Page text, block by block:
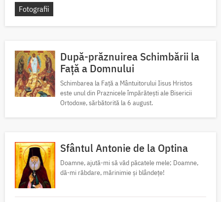
Fotografii
După-prăznuirea Schimbării la
Față a Domnului
Schimbarea la Față a Mântuitorului Iisus Hristos
este unul din Praznicele împărătești ale Bisericii
Ortodoxe, sărbătorită la 6 august.
Sfântul Antonie de la Optina
Doamne, ajută-mi să văd păcatele mele; Doamne,
dă-mi răbdare, mărinimie şi blândeţe!